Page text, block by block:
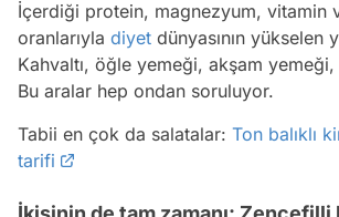
İçerdiği protein, magnezyum, vitamin
oranlarıyla diyet dünyasının yükselen
Kahvaltı, öğle yemeği, akşam yemeği,
Bu aralar hep ondan soruluyor.
Tabii en çok da salatalar: Ton balıklı
tarifi